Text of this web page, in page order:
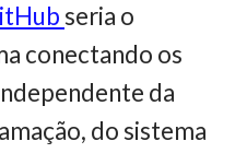
seria o
conectando os
da
do sistema